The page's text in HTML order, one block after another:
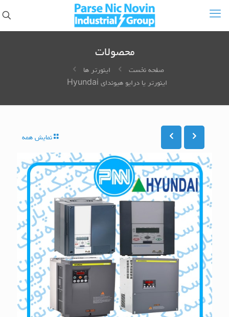
محصولات
صفحه نخست
اینورتر ها
اینورتر یا درایو هیوندای Hyundai
نمایش همه